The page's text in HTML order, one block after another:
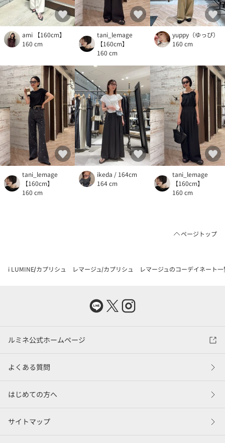
ami 【160cm】
160 cm
tani_lemage
【160cm】
160 cm
yuppy（ゆっぴ）
160 cm
tani_lemage
【160cm】
160 cm
ikeda / 164cm
164 cm
tani_lemage
【160cm】
160 cm
ページトップ
i LUMINE カプリシュ レマージュ カプリシュ レマージュのコーデイネート一
ルミネ公式ホームページ
よくある質問
はじめての方へ
サイトマップ